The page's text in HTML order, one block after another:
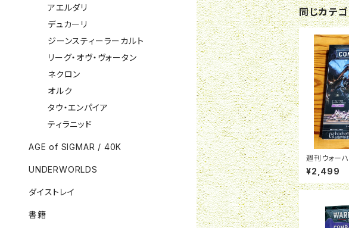
同じカテ
週刊ウォー
トパトロール
¥2,499
アエルダリ
デュカーリ
ジーンスティーラーカルト
リーグ・オヴ・ヴォータン
ネクロン
オルク
タウ・エンパイア
ティラニッド
AGE of SIGMAR / 40K
UNDERWORLDS
ダイストレイ
書籍